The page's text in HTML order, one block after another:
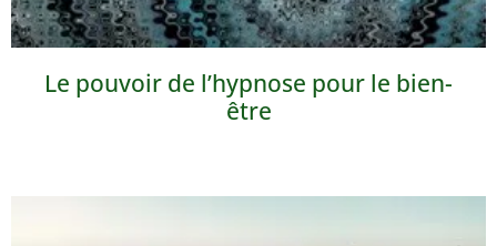
Le pouvoir de l’hypnose pour le bien-
être